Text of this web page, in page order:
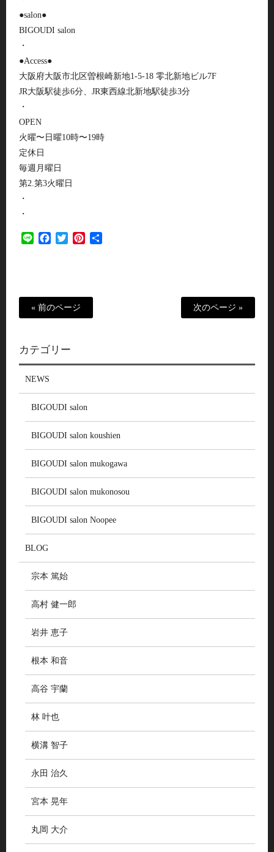
●salon●
BIGOUDI salon
・
●Access●
大阪府大阪市北区曽根崎新地1-5-18 零北新地ビル7F
JR大阪駅徒歩6分、JR東西線北新地駅徒歩3分
・
OPEN
火曜〜日曜10時〜19時
定休日
毎週月曜日
第2.第3火曜日
・
・
Line FacebookTwitterPinterest
« 前のページ 次のページ »
カテゴリー
NEWS
BIGOUDI salon
BIGOUDI salon koushien
BIGOUDI salon mukogawa
BIGOUDI salon mukonosou
BIGOUDI salon Noopee
BLOG
宗本 篤始
高村 健一郎
岩井 恵子
根本 和音
高谷 宇蘭
林 叶也
横溝 智子
永田 治久
宮本 晃年
丸岡 大介